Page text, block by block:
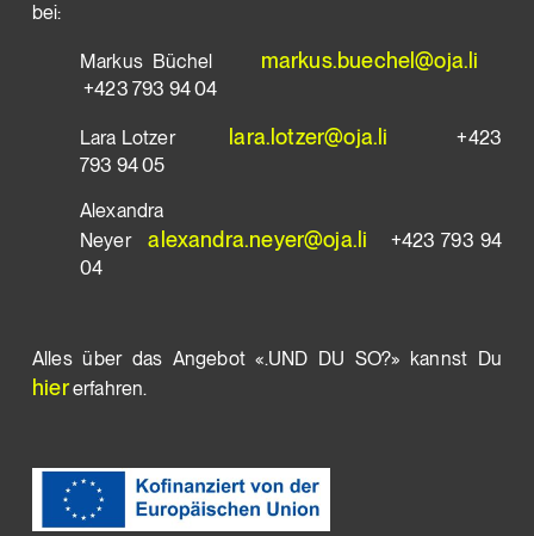
bei:
Markus Büchel markus.buechel@oja.li
+423 793 94 04
Lara Lotzer lara.lotzer@oja.li
+423
793 94 05
Alexandra
Neyer
alexandra.neyer@oja.li
+423 793 94
04
Alles über das Angebot «.UND DU SO?» kannst Du
hiererfahren.